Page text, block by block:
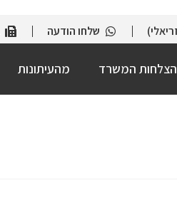
שלחו הודעה
הצלחות המשרד מהעיתונות